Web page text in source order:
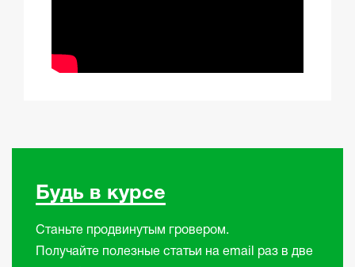
Будь в курсе
Станьте продвинутым гровером.
Получайте полезные статьи на email раз в две